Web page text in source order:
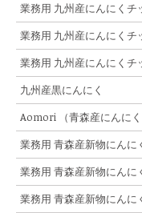
業務用 九州産にんにく
業務用 九州産にんにく
業務用 九州産にんにく
九州産黒にんにく
Aomori （青森産にんにく
業務用 青森産新物にんに
業務用 青森産新物にんに
業務用 青森産新物にんに